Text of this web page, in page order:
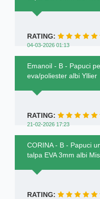
RATING:
04-03-2026 01:13
Emanoil - B - Papuci
eva/poliester albi Yllier
RATING:
21-02-2026 17:23
CORINA - B - Papuci
talpa EVA 3mm albi
RATING: